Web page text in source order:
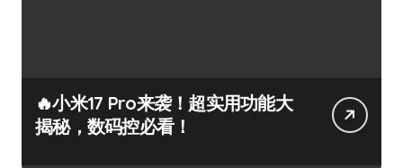
🔥小米17 Pro来袭！超实用功能大
揭秘，数码控必看！